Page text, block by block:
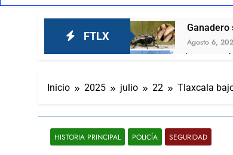
FTLX
Ganadero
Agosto 6,
Inaugura
Agosto 6, 2026
El
Agosto 6, 2026
Inicio 2025 julio 22 Tlaxcala
HISTORIA PRINCIPAL POLICÍA SEGURIDAD